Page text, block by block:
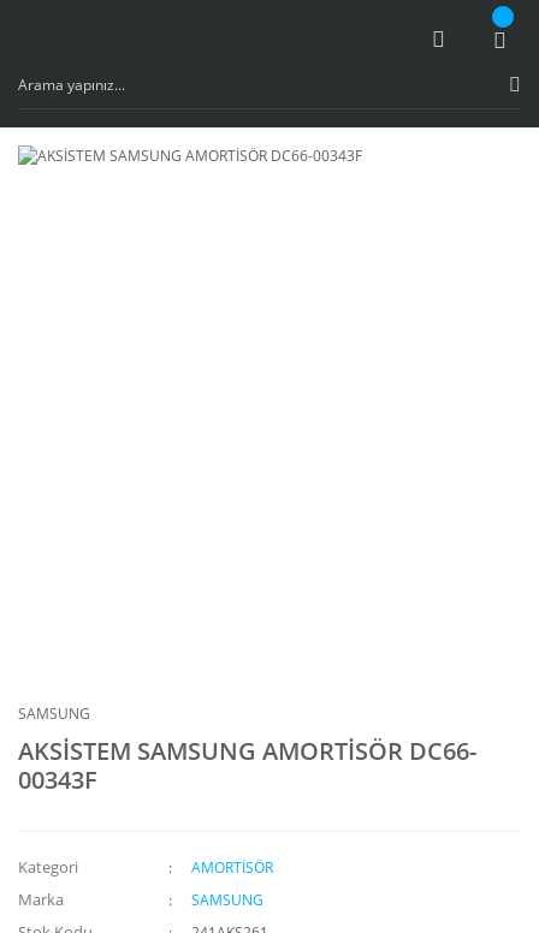
SAMSUNG
AKSİSTEM SAMSUNG AMORTİSÖR DC66-
00343F
Kategori AMORTİSÖR
Marka SAMSUNG